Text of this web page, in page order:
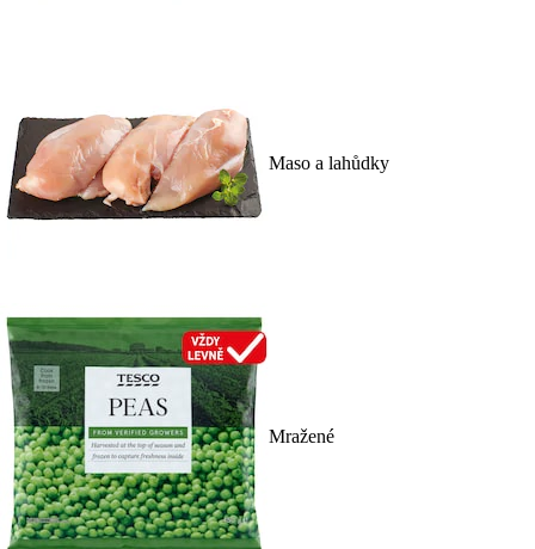
Maso a lahůdky
Mražené